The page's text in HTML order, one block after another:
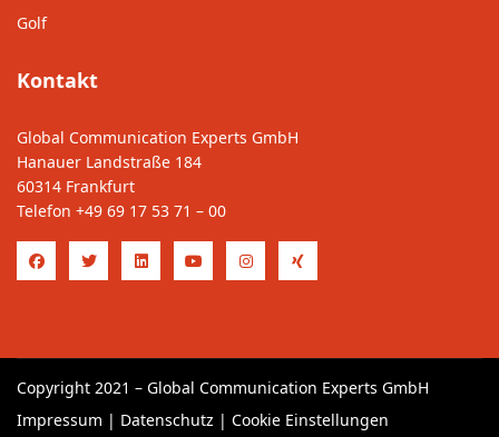
Golf
Kontakt
Global Communication Experts GmbH
Hanauer Landstraße 184
60314 Frankfurt
Telefon +49 69 17 53 71 – 00
Copyright 2021 – Global Communication Experts GmbH
Impressum | Datenschutz | Cookie Einstellungen